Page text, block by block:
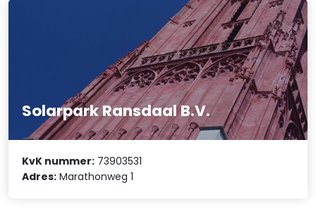
Solarpark Ransdaal B.V.
KvK nummer: 73903531
Adres: Marathonweg 1